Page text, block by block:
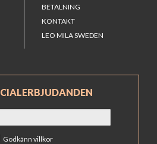
BETALNING
KONTAKT
LEO MILA SWEDEN
Godkänn villkor